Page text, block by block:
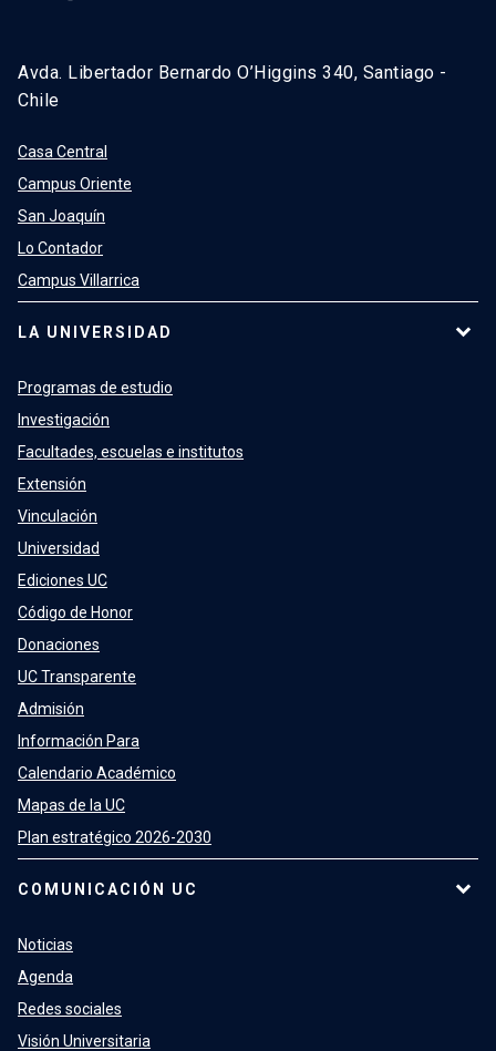
Avda. Libertador Bernardo O’Higgins 340, Santiago -
Chile
Casa Central
Campus Oriente
San Joaquín
Lo Contador
Campus Villarrica
LA UNIVERSIDAD
Programas de estudio
Investigación
Facultades, escuelas e institutos
Extensión
Vinculación
Universidad
Ediciones UC
Código de Honor
Donaciones
UC Transparente
Admisión
Información Para
Calendario Académico
Mapas de la UC
Plan estratégico 2026-2030
COMUNICACIÓN UC
Noticias
Agenda
Redes sociales
Visión Universitaria